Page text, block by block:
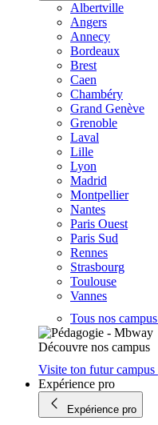
Albertville
Angers
Annecy
Bordeaux
Brest
Caen
Chambéry
Grand Genève
Grenoble
Laval
Lille
Lyon
Madrid
Montpellier
Nantes
Paris Ouest
Paris Sud
Rennes
Strasbourg
Toulouse
Vannes
Tous nos campus
Découvre nos campus
Visite ton futur campus
Expérience pro
Expérience pro